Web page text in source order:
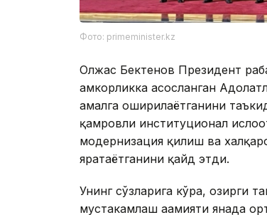
Фото: primeminister.kz
Олжас Бектенов Президент
ҳамкорликка асосланган
амалга оширилаётганини
қамровли институционал
модернизация қилиш ва
яратаётганини қайд этди.
Унинг сўзларига кўра, ҳозирги
мустаҳкамлаш аҳамияти янада